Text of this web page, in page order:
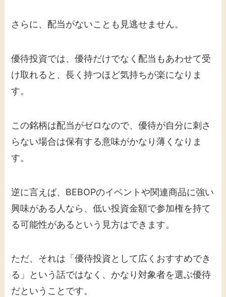
さらに、配当がないことも見逃せません。
優待投資では、優待だけでなく配当もあわせて受
け取れると、長く持つほど気持ちが楽になりま
す。
この銘柄は配当がゼロなので、優待が自分に刺さ
らない場合は保有する意味がかなり薄くなりま
す。
逆に言えば、BEBOPのイベントや関連商品に強い
興味がある人なら、低い投資金額で参加権を持て
る可能性があるという見方はできます。
ただ、それは「優待投資として広くおすすめでき
る」という話ではなく、かなり対象者を選ぶ優待
だということです。